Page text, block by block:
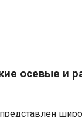
осевые и